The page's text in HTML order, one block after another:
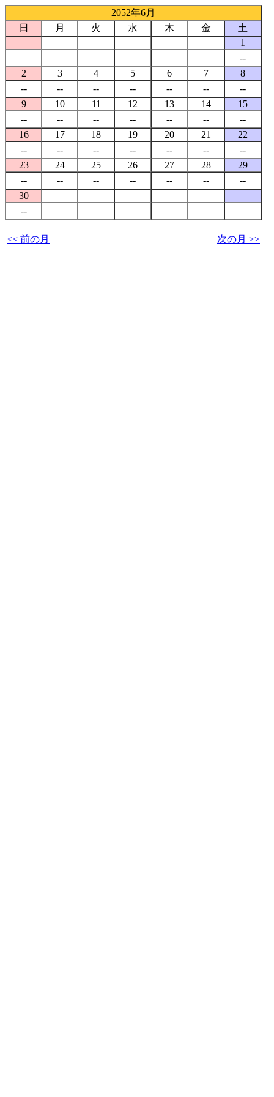
2052年6月
日
月 火 水 木 金
土
1
--
2
3 4 5 6 7
8
--
-- -- -- -- --
--
9
10 11 12 13 14
15
--
-- -- -- -- --
--
16
17 18 19 20 21
22
--
-- -- -- -- --
--
23
24 25 26 27 28
29
--
-- -- -- -- --
--
30
--
<< 前の月 次の月 >>